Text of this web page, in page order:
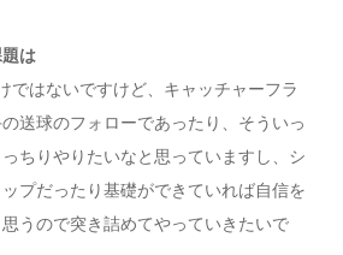
は
ではないですけど、キャッチャーフラ
送球のフォローであったり、そういっ
ちりやりたいなと思っていますし、シ
プだったり基礎ができていれば自信を
うので突き詰めてやっていきたいで